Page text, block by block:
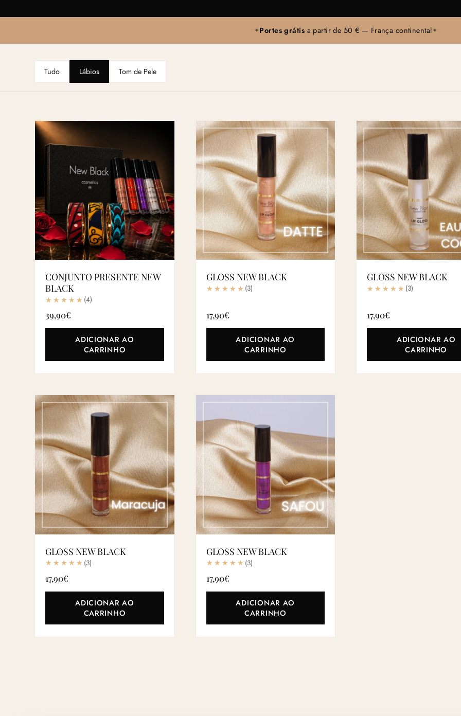
✦Portes grátis a partir de 50 € — França continental✦
Tudo Lábios Tom de Pele
CONJUNTO PRESENTE NEW
BLACK
(4)
39,90€
ADICIONAR AO
CARRINHO
GLOSS NEW BLACK
(3)
17,90€
ADICIONAR AO
CARRINHO
GLOSS NEW BLACK
(3)
17,90€
ADICIONAR AO
CARRINHO
GLOSS NEW BLACK
(3)
17,90€
ADICIONAR AO
CARRINHO
GLOSS NEW BLACK
(3)
17,90€
ADICIONAR AO
CARRINHO